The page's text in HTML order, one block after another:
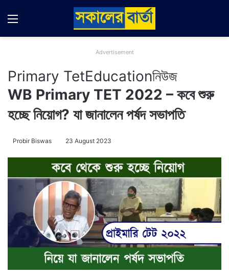
Menu
Advertisement
Primary TetEducationনিউজ
WB Primary TET 2022 – কবে শুরু
হচ্ছে নিয়োগ? যা জানালেন পর্ষদ সভাপতি
Probir Biswas 23 August 2023